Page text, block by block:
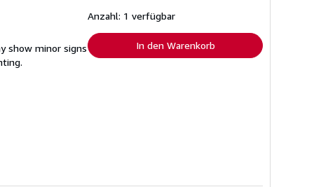
show minor signs
Versandkosten
Anzahl: 1 verfügbar
In den Warenkorb